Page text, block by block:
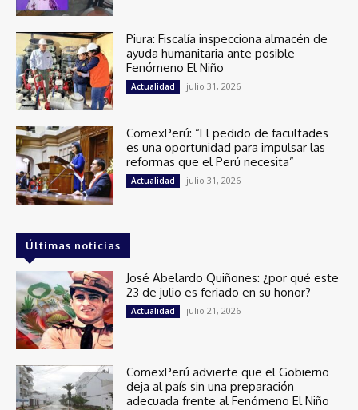
Piura: Fiscalía inspecciona almacén de
ayuda humanitaria ante posible
Fenómeno El Niño
Actualidad julio 31, 2026
ComexPerú: “El pedido de facultades
es una oportunidad para impulsar las
reformas que el Perú necesita”
Actualidad julio 31, 2026
Últimas noticias
José Abelardo Quiñones: ¿por qué este
23 de julio es feriado en su honor?
Actualidad julio 21, 2026
ComexPerú advierte que el Gobierno
deja al país sin una preparación
adecuada frente al Fenómeno El Niño